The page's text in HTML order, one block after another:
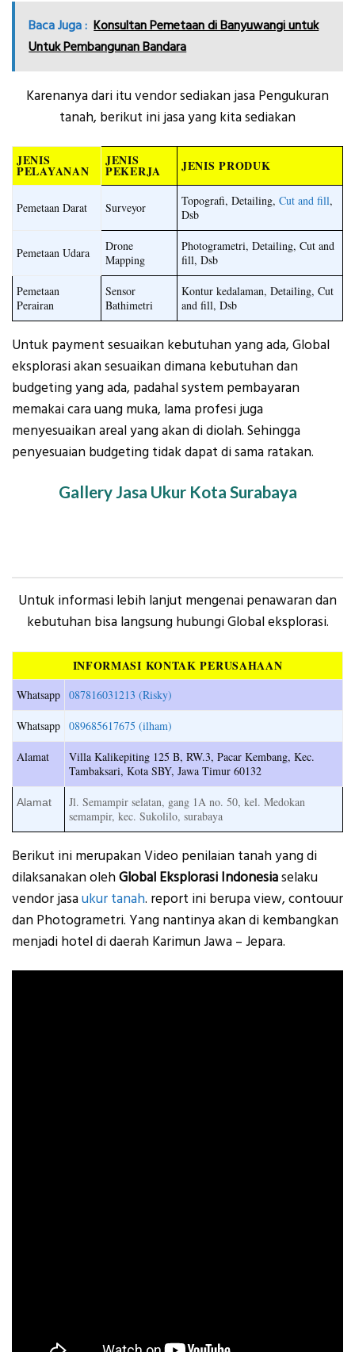
Baca Juga : Konsultan Pemetaan di Banyuwangi untuk
Untuk Pembangunan Bandara
Karenanya dari itu vendor sediakan jasa Pengukuran
tanah, berikut ini jasa yang kita sediakan
JENIS
PELAYANAN
JENIS
PEKERJA JENIS PRODUK
Pemetaan Darat Surveyor Topografi, Detailing, Cut and fill,
Dsb
Pemetaan Udara
Drone
Mapping
Photogrametri, Detailing, Cut and
fill, Dsb
Pemetaan
Perairan
Sensor
Bathimetri
Kontur kedalaman, Detailing, Cut
and fill, Dsb
Untuk payment sesuaikan kebutuhan yang ada, Global
eksplorasi akan sesuaikan dimana kebutuhan dan
budgeting yang ada, padahal system pembayaran
memakai cara uang muka, lama profesi juga
menyesuaikan areal yang akan di diolah. Sehingga
penyesuaian budgeting tidak dapat di sama ratakan.
Gallery Jasa Ukur Kota Surabaya
Untuk informasi lebih lanjut mengenai penawaran dan
kebutuhan bisa langsung hubungi Global eksplorasi.
INFORMASI KONTAK PERUSAHAAN
Whatsapp 087816031213 (Risky)
Whatsapp 089685617675 (ilham)
Alamat
Villa Kalikepiting 125 B, RW.3, Pacar Kembang, Kec.
Tambaksari, Kota SBY, Jawa Timur 60132
Alamat
Jl. Semampir selatan, gang 1A no. 50, kel. Medokan
semampir, kec. Sukolilo, surabaya
Berikut ini merupakan Video penilaian tanah yang di
dilaksanakan olehGlobal Eksplorasi Indonesiaselaku
vendor jasaukur tanah. report ini berupa view, contouur
dan Photogrametri. Yang nantinya akan di kembangkan
menjadi hotel di daerah Karimun Jawa – Jepara.